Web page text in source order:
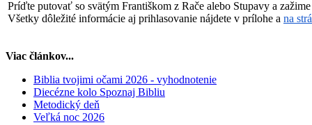
Príďte putovať so svätým Františkom z Rače alebo Stupavy a
Všetky dôležité informácie aj prihlasovanie nájdete v prílohe a na
Viac článkov...
Biblia tvojimi očami 2026 - vyhodnotenie
Diecézne kolo Spoznaj Bibliu
Metodický deň
Veľká noc 2026